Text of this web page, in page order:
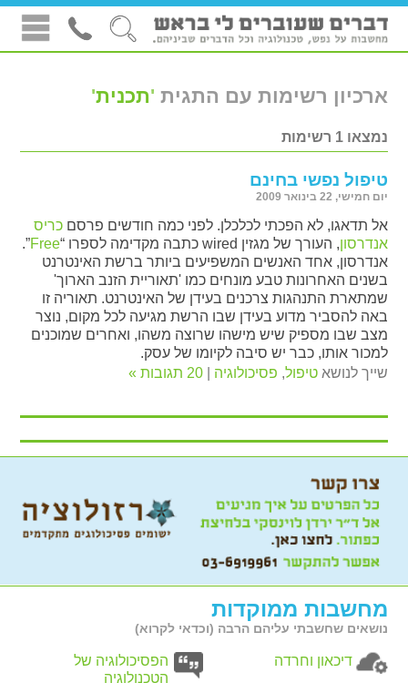
ארכיון רשימות עם התגית 'תכנית'
נמצאו 1 רשימות
טיפול נפשי בחינם
יום חמישי, 22 בינואר 2009
אל תדאגו, לא הפכתי לכלכלן. לפני כמה חודשים פרסםכריס
אנדרסון, העורך של מגזין wired כתבה מקדימה לספרו “ Free
”.
אנדרסון, אחד האנשים המשפיעים ביותר ברשת האינטרנט
בשנים האחרונות טבע מונחים כמו 'תאוריית הזנב הארוך'
שמתארת התנהגות צרכנים בעידן של האינטרנט. תאוריה זו
באה להסביר מדוע בעידן שבו הרשת מגיעה לכל מקום, נוצר
מצב שבו מספיק שיש מישהו שרוצה משהו, ואחרים שמוכנים
למכור אותו, כבר יש סיבה לקיומו של עסק.
שייך לנושאטיפול, פסיכולוגיה |20 תגובות »
מחשבות ממוקדות
נושאים שחשבתי עליהם הרבה (וכדאי לקרוא)
דיכאון וחרדה
הפסיכולוגיה של
הטכנולוגיה